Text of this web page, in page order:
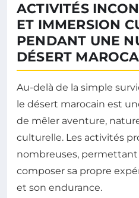
ACTIVITÉS
ET IMMERSION
PENDANT UNE
DÉSERT
Au-delà de la simple
le désert marocain est
de mêler aventure,
culturelle. Les activités
nombreuses,
composer sa propre
et son endurance.